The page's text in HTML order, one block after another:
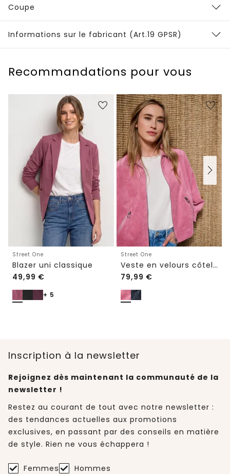
Coupe
Informations sur le fabricant (Art.19 GPSR)
Recommandations pour vous
Street One
Blazer uni classique
49,99 €
+ 5
Street One
Veste en velours côtelé à manches 3/4 avec col chemise
79,99 €
Inscription à la newsletter
Rejoignez dès maintenant la communauté de la
newsletter !
Restez au courant de tout avec notre newsletter :
des tendances actuelles aux promotions
exclusives, en passant par des conseils en matière
de style. Rien ne vous échappera !
Femmes Hommes